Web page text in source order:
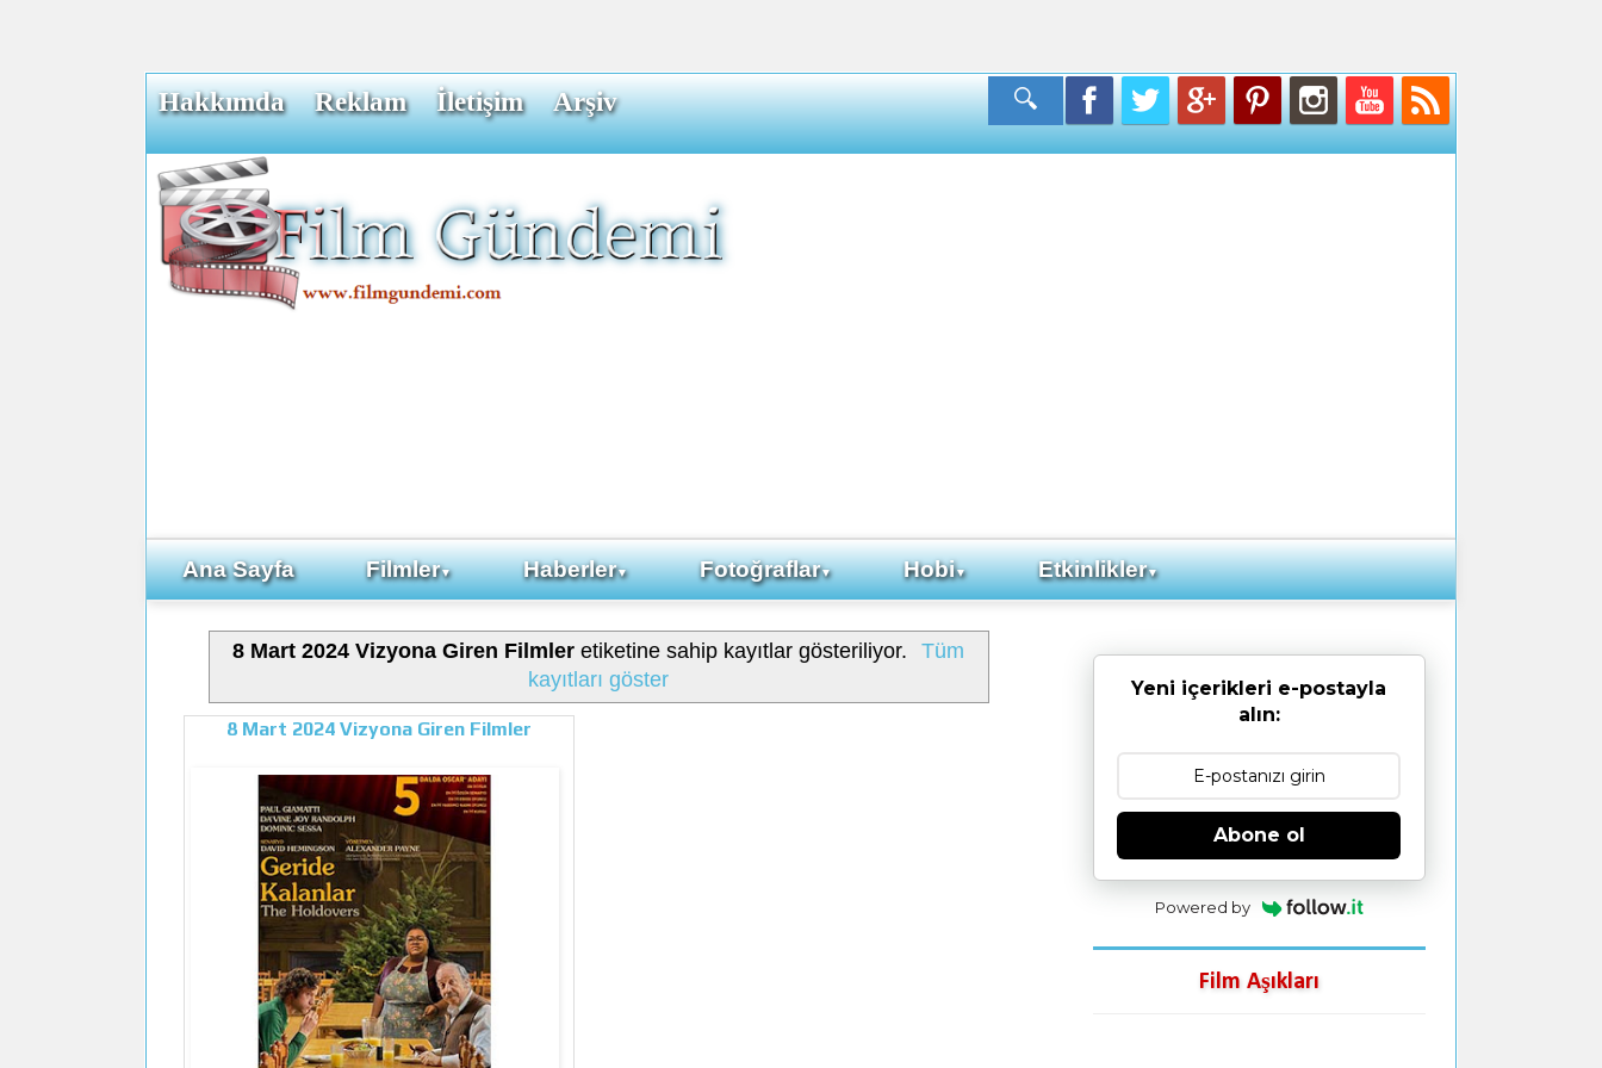
Hakkımda Reklam İletişim Arşiv
Ana Sayfa Filmler▼ Haberler▼ Fotoğraflar▼ Hobi▼ Etkinlikler▼
8 Mart 2024 Vizyona Giren Filmleretiketine sahip kayıtlar gösteriliyor.
Tüm
kayıtları göster
8 Mart 2024 Vizyona Giren Filmler
Yeni içerikleri e-postayla
alın:
Abone ol
Powered by
Film Aşıkları